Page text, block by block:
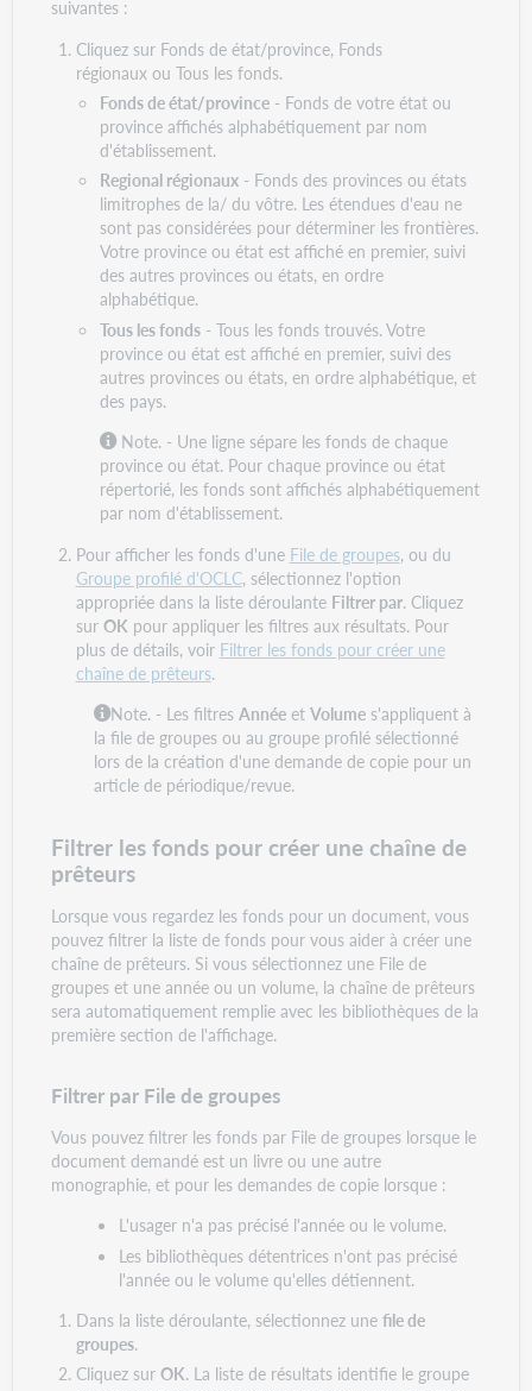
suivantes :
Cliquez sur Fonds de état/province, Fonds
régionaux ou Tous les fonds.
Fonds de état/province- Fonds de votre état ou
province affichés alphabétiquement par nom
d'établissement.
Regional régionaux- Fonds des provinces ou états
limitrophes de la/ du vôtre. Les étendues d'eau ne
sont pas considérées pour déterminer les frontières.
Votre province ou état est affiché en premier, suivi
des autres provinces ou états, en ordre
alphabétique.
Tous les fonds- Tous les fonds trouvés. Votre
province ou état est affiché en premier, suivi des
autres provinces ou états, en ordre alphabétique, et
des pays.
Note. - Une ligne sépare les fonds de chaque
province ou état. Pour chaque province ou état
répertorié, les fonds sont affichés alphabétiquement
par nom d'établissement.
Pour afficher les fonds d'une File de groupes, ou du
Groupe profilé d'OCLC, sélectionnez l'option
appropriée dans la liste déroulante Filtrer par. Cliquez
sur OK pour appliquer les filtres aux résultats. Pour
plus de détails, voir Filtrer les fonds pour créer une
chaîne de prêteurs.
Note. - Les filtresAnnée etVolume s'appliquent à
la file de groupes ou au groupe profilé sélectionné
lors de la création d'une demande de copie pour un
article de périodique/revue.
Filtrer les fonds pour créer une chaîne de
prêteurs
Lorsque vous regardez les fonds pour un document, vous
pouvez filtrer la liste de fonds pour vous aider à créer une
chaîne de prêteurs. Si vous sélectionnez une File de
groupes et une année ou un volume, la chaîne de prêteurs
sera automatiquement remplie avec les bibliothèques de la
première section de l'affichage.
Filtrer par File de groupes
Vous pouvez filtrer les fonds par File de groupes lorsque le
document demandé est un livre ou une autre
monographie, et pour les demandes de copie lorsque :
L'usager n'a pas précisé l'année ou le volume.
Les bibliothèques détentrices n'ont pas précisé
l'année ou le volume qu'elles détiennent.
Dans la liste déroulante, sélectionnez une file de
groupes.
Cliquez sur OK. La liste de résultats identifie le groupe